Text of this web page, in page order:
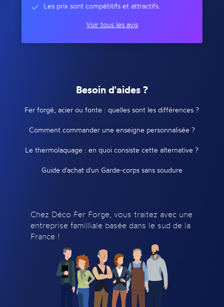
Les prix sont compétitifs et attractifs.
Voir tous les avis
Besoin d'aides ?
Fer forgé, acier ou fonte : quelles sont les différences ?
Comment commander une enseigne personnalisée ?
Le thermolaquage : en quoi consiste cette alternative ?
Guide d'achat d'un Garde-corps sans soudure
Chez Déco Fer Forge, vous traitez avec une
entreprise familliale basée dans le sud de la
France !